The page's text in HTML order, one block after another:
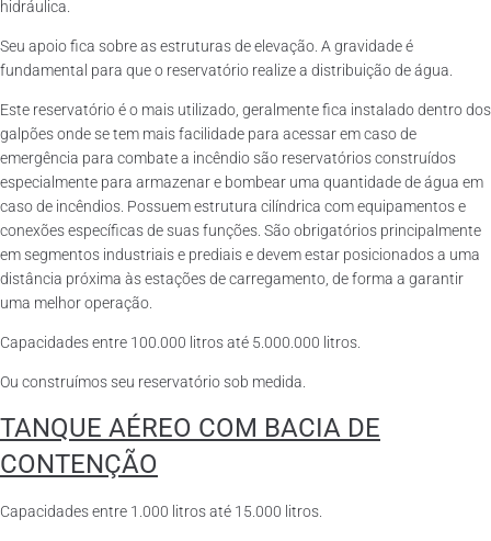
hidráulica.
Seu apoio fica sobre as estruturas de elevação. A gravidade é
fundamental para que o reservatório realize a distribuição de água.
Este reservatório é o mais utilizado, geralmente fica instalado dentro dos
galpões onde se tem mais facilidade para acessar em caso de
emergência para combate a incêndio são reservatórios construídos
especialmente para armazenar e bombear uma quantidade de água em
caso de incêndios. Possuem estrutura cilíndrica com equipamentos e
conexões específicas de suas funções. São obrigatórios principalmente
em segmentos industriais e prediais e devem estar posicionados a uma
distância próxima às estações de carregamento, de forma a garantir
uma melhor operação.
Capacidades entre 100.000 litros até 5.000.000 litros.
Ou construímos seu reservatório sob medida.
TANQUE AÉREO COM BACIA DE
CONTENÇÃO
Capacidades entre 1.000 litros até 15.000 litros.